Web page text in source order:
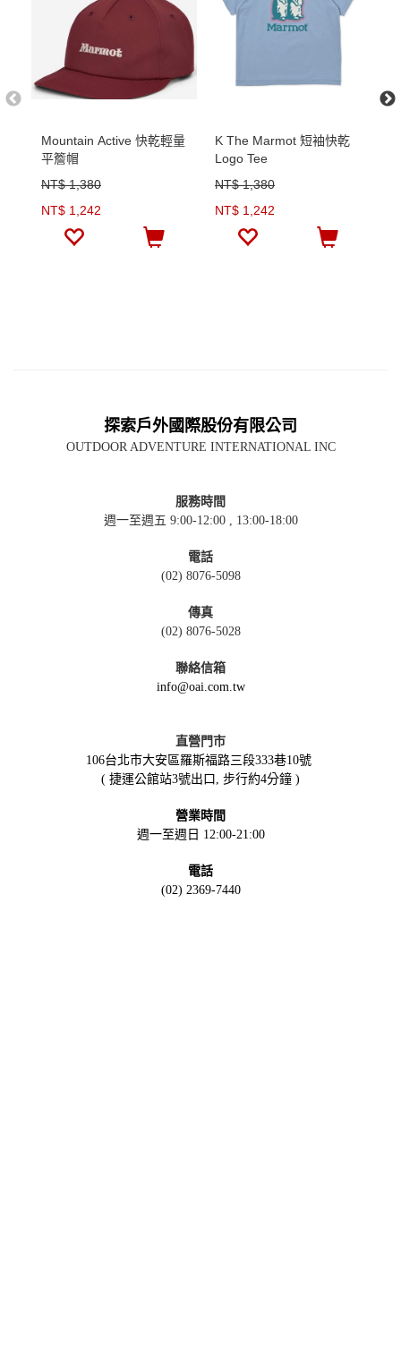
Mountain Active 快乾輕量
平簷帽
NT$ 1,380
NT$ 1,242
K The Marmot 短袖快乾
Logo Tee
NT$ 1,380
NT$ 1,242
探索戶外國際股份有限公司
OUTDOOR ADVENTURE INTERNATIONAL INC
服務時間
週一至週五 9:00-12:00 , 13:00-18:00
電話
(02) 8076-5098
傳真
(02) 8076-5028
聯絡信箱
info@oai.com.tw
直營門市
106台北市大安區羅斯福路三段333巷10號
( 捷運公館站3號出口, 步行約4分鐘 )
營業時間
週一至週日 12:00-21:00
電話
(02) 2369-7440